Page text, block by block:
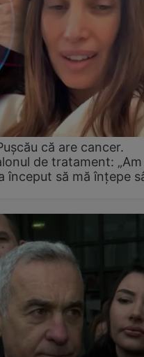
că are cancer.
de tratament:
început să mă înțepe